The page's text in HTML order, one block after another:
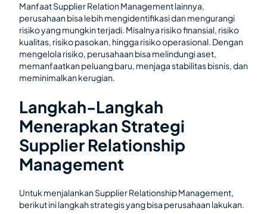
Manfaat Supplier Relation Management lainnya,
perusahaan bisa lebih mengidentifikasi dan mengurangi
risiko yang mungkin terjadi. Misalnya risiko finansial, risiko
kualitas, risiko pasokan, hingga risiko operasional. Dengan
mengelola risiko, perusahaan bisa melindungi aset,
memanfaatkan peluang baru, menjaga stabilitas bisnis, dan
meminimalkan kerugian.
Langkah-Langkah
Menerapkan Strategi
Supplier Relationship
Management
Untuk menjalankan Supplier Relationship Management,
berikut ini langkah strategis yang bisa perusahaan lakukan.